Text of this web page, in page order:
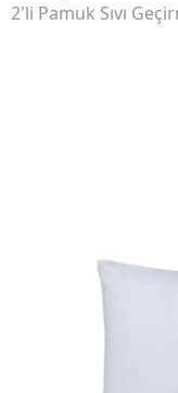
2'li Pamuk Sıvı